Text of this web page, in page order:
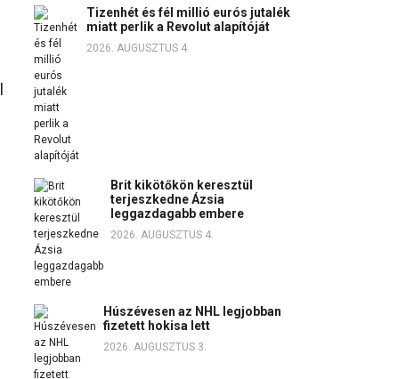
Tizenhét és fél millió eurós jutalék
miatt perlik a Revolut alapítóját
2026. AUGUSZTUS 4.
Brit kikötőkön keresztül
terjeszkedne Ázsia
leggazdagabb embere
2026. AUGUSZTUS 4.
Húszévesen az NHL legjobban
fizetett hokisa lett
2026. AUGUSZTUS 3.